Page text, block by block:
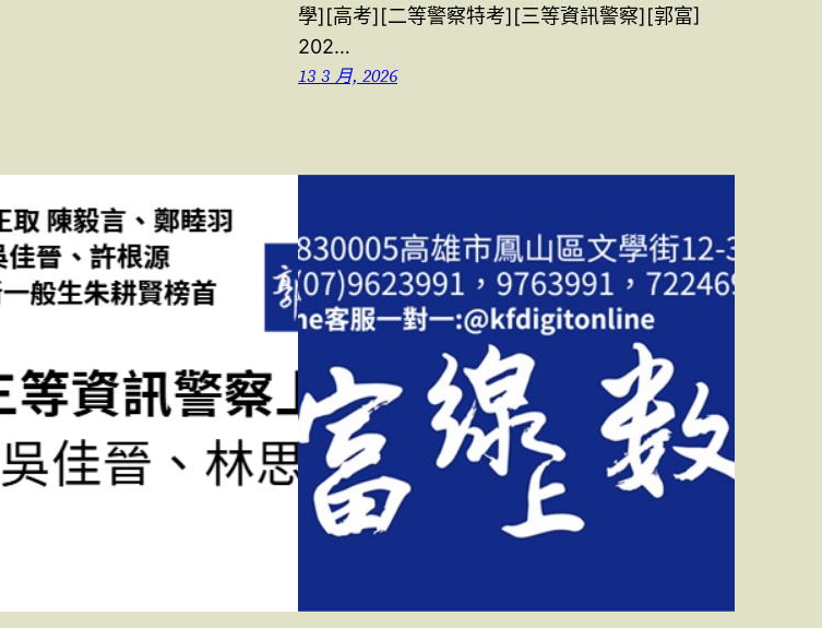
學][高考][二等警察特考][三等資訊警察][郭富]
202…
13 3 月, 2026